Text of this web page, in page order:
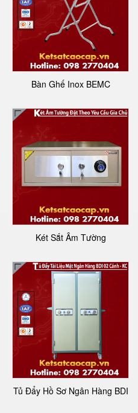
Bàn Ghế Inox BEMC
Két Sắt Âm Tường
Tủ Đẩy Hồ Sơ Ngân Hàng BDI